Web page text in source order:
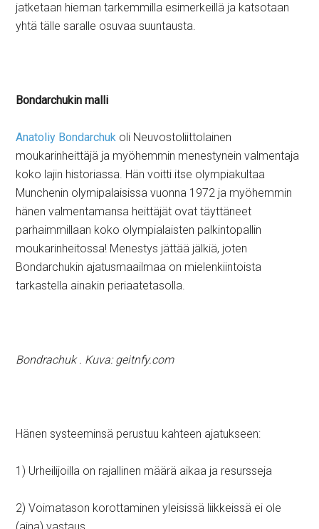
jatketaan hieman tarkemmilla esimerkeillä ja katsotaan
yhtä tälle saralle osuvaa suuntausta.
Bondarchukin malli
Anatoliy Bondarchuk oli Neuvostoliittolainen
moukarinheittäjä ja myöhemmin menestynein valmentaja
koko lajin historiassa. Hän voitti itse olympiakultaa
Munchenin olymipalaisissa vuonna 1972 ja myöhemmin
hänen valmentamansa heittäjät ovat täyttäneet
parhaimmillaan koko olympialaisten palkintopallin
moukarinheitossa! Menestys jättää jälkiä, joten
Bondarchukin ajatusmaailmaa on mielenkiintoista
tarkastella ainakin periaatetasolla.
Bondrachuk . Kuva: geitnfy.com
Hänen systeeminsä perustuu kahteen ajatukseen:
1) Urheilijoilla on rajallinen määrä aikaa ja resursseja
2) Voimatason korottaminen yleisissä liikkeissä ei ole